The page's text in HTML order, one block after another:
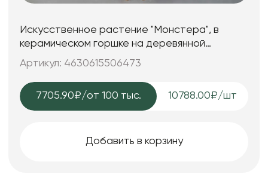
Искусственное растение "Монстера", в
керамическом горшке на деревянной
подставке, 68,5*200 см.
Артикул: 4630615506473
7705.90₽/от 100 тыс. 10788.00₽/шт
Добавить в корзину